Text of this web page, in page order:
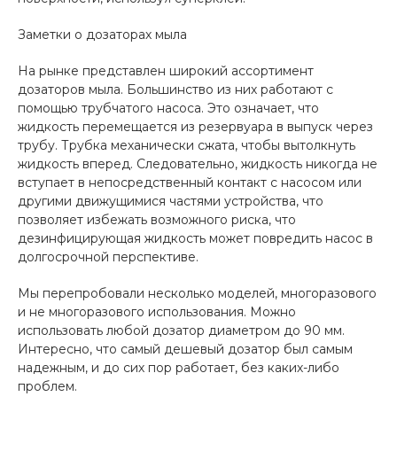
Заметки о дозаторах мыла
На рынке представлен широкий ассортимент
дозаторов мыла. Большинство из них работают с
помощью трубчатого насоса. Это означает, что
жидкость перемещается из резервуара в выпуск через
трубу. Трубка механически сжата, чтобы вытолкнуть
жидкость вперед. Следовательно, жидкость никогда не
вступает в непосредственный контакт с насосом или
другими движущимися частями устройства, что
позволяет избежать возможного риска, что
дезинфицирующая жидкость может повредить насос в
долгосрочной перспективе.
Мы перепробовали несколько моделей, многоразового
и не многоразового использования. Можно
использовать любой дозатор диаметром до 90 мм.
Интересно, что самый дешевый дозатор был самым
надежным, и до сих пор работает, без каких-либо
проблем.